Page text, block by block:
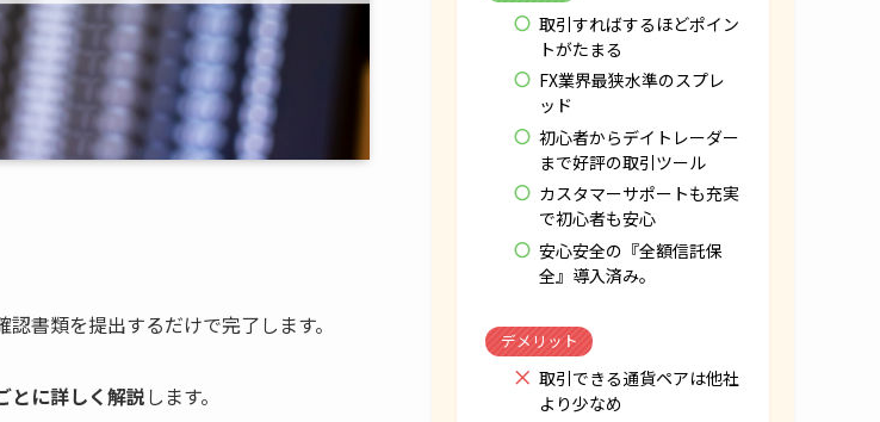
書類を提出するだけで完了します。
とに詳しく解説します。
取引すればするほどポイン
トがたまる
FX業界最狭水準のスプレ
ッド
初心者からデイトレーダー
まで好評の取引ツール
カスタマーサポートも充実
で初心者も安心
安心安全の『全額信託保
全』導入済み。
デメリット
取引できる通貨ペアは他社
より少なめ